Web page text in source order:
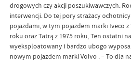
drogowych czy akcji poszukiwawczych.
interwencji. Do tej pory strażacy
pojazdami, w tym pojazdem marki Iveco z
roku oraz Tatrą z 1975 roku, Ten ostatni
wyeksploatowany i bardzo ubogo
nowym pojazdem marki Volvo . – To dla